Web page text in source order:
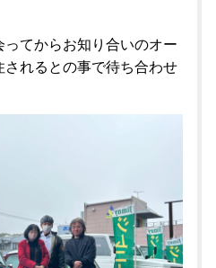
てからお知り合いのオー
れるとの事で待ち合わせ